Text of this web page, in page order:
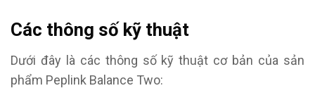
Các thông số kỹ thuật
Dưới đây là các thông số kỹ thuật cơ bản của sản
phẩm Peplink Balance Two: